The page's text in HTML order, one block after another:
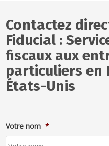
Contactez
Fiducial :
fiscaux aux
particuliers en
États-Unis
Votre nom *